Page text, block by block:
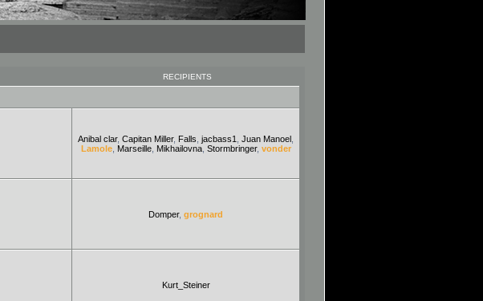
RECIPIENTS
Anibal clar, Capitan Miller, Falls jacbass1 Juan Manoel
Lamole, Marseille, Mikhailovna, Stormbringer, vonder
Domper, grognard
Kurt_Steiner